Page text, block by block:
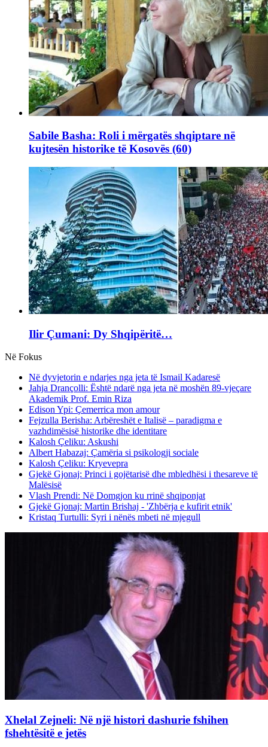
Sabile Basha: Roli i mërgatës shqiptare në
kujtesën historike të Kosovës (60)
Ilir Çumani: Dy Shqipëritë…
Në Fokus
Në dyvjetorin e ndarjes nga jeta të Ismail Kadaresë
Jahja Drançolli: Është ndarë nga jeta në moshën 89-vjeçare
Akademik Prof. Emin Riza
Edison Ypi: Çemerrica mon amour
Fejzulla Berisha: Arbëreshët e Italisë – paradigma e
vazhdimësisë historike dhe identitare
Kalosh Çeliku: Askushi
Albert Habazaj: Çamëria si psikologji sociale
Kalosh Çeliku: Kryevepra
Gjekë Gjonaj: Princi i gojëtarisë dhe mbledhësi i thesareve të
Malësisë
Vlash Prendi: Në Domgjon ku rrinë shqiponjat
Gjekë Gjonaj: Martin Brishaj - 'Zhbërja e kufirit etnik'
Kristaq Turtulli: Syri i nënës mbeti në mjegull
Xhelal Zejneli: Në një histori dashurie fshihen
fshehtësitë e jetës